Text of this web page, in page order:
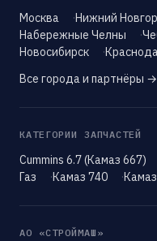
Москва Нижний
Набережные Челны
Новосибирск
Все города и партнёры →
КАТЕГОРИИ ЗАПЧАСТЕЙ
Cummins 6.7 (Камаз 667)
Газ
Камаз 740
АО «СТРОЙМАШ»